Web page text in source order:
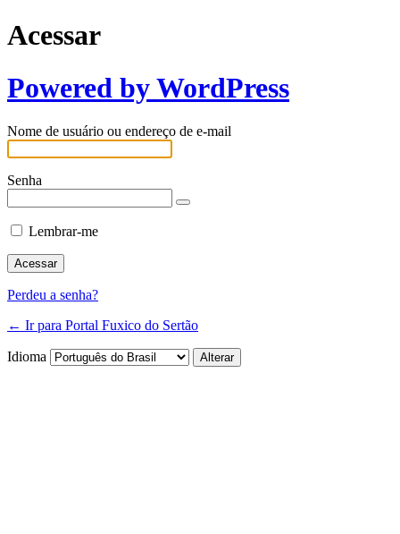
Acessar
Powered by WordPress
Nome de usuário ou endereço de e-mail
Senha
Lembrar-me
Perdeu a senha?
← Ir para Portal Fuxico do Sertão
Idioma